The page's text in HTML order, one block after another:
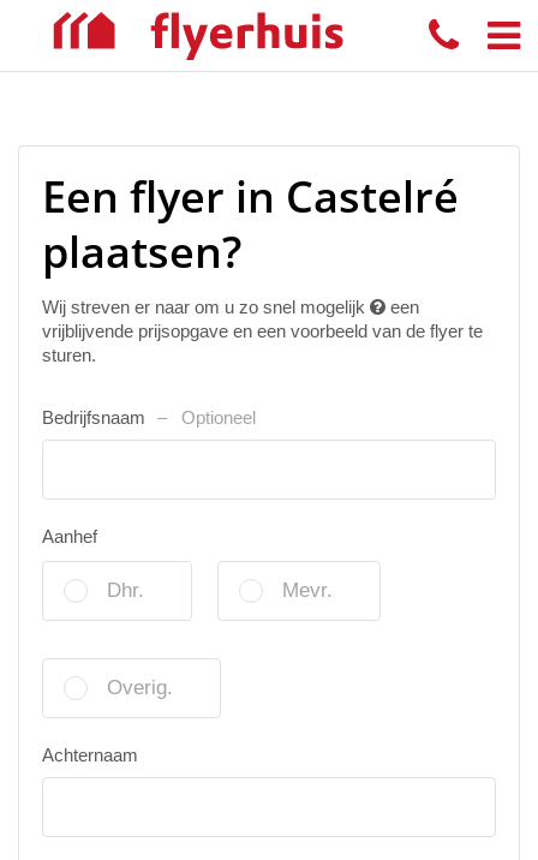
Een flyer in Castelré
plaatsen?
Wij streven er naar om u zo snel mogelijk
een
vrijblijvende prijsopgave en een voorbeeld van de flyer te
sturen.
Bedrijfsnaam Optioneel
Aanhef
Dhr. Mevr.
Overig.
Achternaam